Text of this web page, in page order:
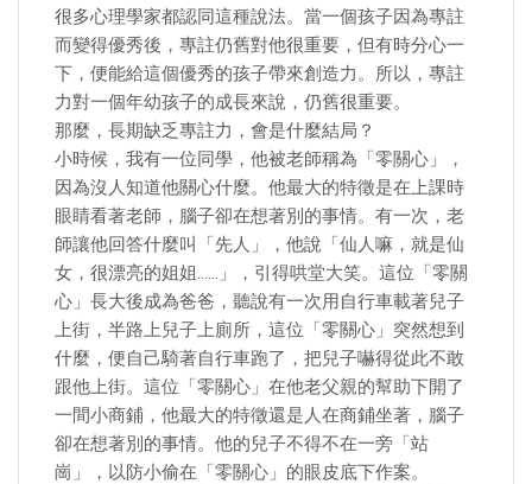
很多心理學家都認同這種說法。當一個孩子因為專註
而變得優秀後，專註仍舊對他很重要，但有時分心一
下，便能給這個優秀的孩子帶來創造力。所以，專註
力對一個年幼孩子的成長來說，仍舊很重要。
那麼，長期缺乏專註力，會是什麼結局？
小時候，我有一位同學，他被老師稱為「零關心」，
因為沒人知道他關心什麼。他最大的特徵是在上課時
眼睛看著老師，腦子卻在想著別的事情。有一次，老
師讓他回答什麼叫「先人」，他說「仙人嘛，就是仙
女，很漂亮的姐姐……」，引得哄堂大笑。這位「零關
心」長大後成為爸爸，聽說有一次用自行車載著兒子
上街，半路上兒子上廁所，這位「零關心」突然想到
什麼，便自己騎著自行車跑了，把兒子嚇得從此不敢
跟他上街。這位「零關心」在他老父親的幫助下開了
一間小商鋪，他最大的特徵還是人在商鋪坐著，腦子
卻在想著別的事情。他的兒子不得不在一旁「站
崗」，以防小偷在「零關心」的眼皮底下作案。